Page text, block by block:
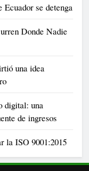
se detenga
Donde Nadie
una idea
digital: una
de ingresos
la ISO 9001:2015